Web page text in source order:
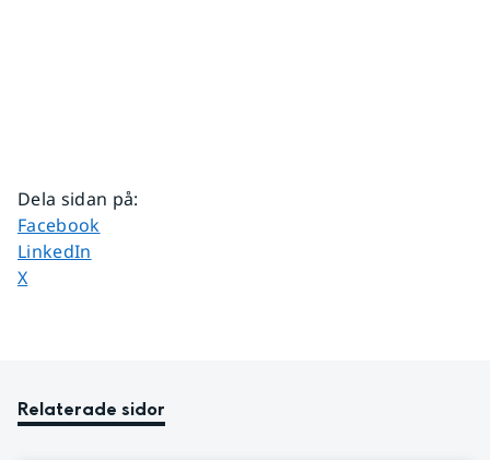
Dela sidan på:
Dela sidan på
Facebook
Dela sidan på
LinkedIn
Dela sidan på
X
Relaterade sidor